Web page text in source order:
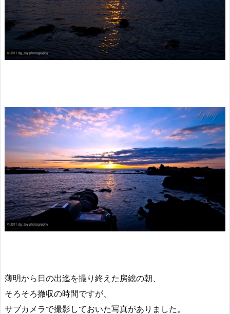
薄明から日の出迄を撮り終えた房総の朝、
そろそろ撤収の時間ですが、
サブカメラで撮影しておいた写真がありました。